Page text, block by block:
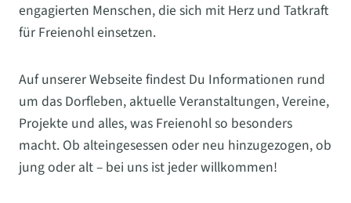
engagierten Menschen, die sich mit Herz und Tatkraft
für Freienohl einsetzen.
Auf unserer Webseite findest Du Informationen rund
um das Dorfleben, aktuelle Veranstaltungen, Vereine,
Projekte und alles, was Freienohl so besonders
macht. Ob alteingesessen oder neu hinzugezogen, ob
jung oder alt – bei uns ist jeder willkommen!